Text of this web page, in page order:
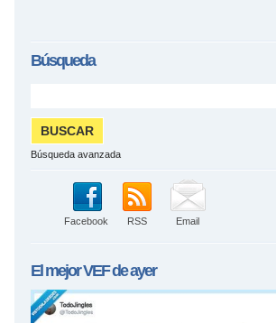
Búsqueda
Búsqueda avanzada
Facebook RSS Email
El mejorVEFde ayer